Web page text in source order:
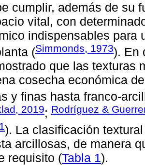
cumplir, además de su
vital, con
indispensables para
(Simmonds, 1973). En
que las texturas
cosecha económica
y finas hasta franco-
2019; Rodríguez &
). La clasificación
arcillosas, de manera
requisito (Tabla 1).